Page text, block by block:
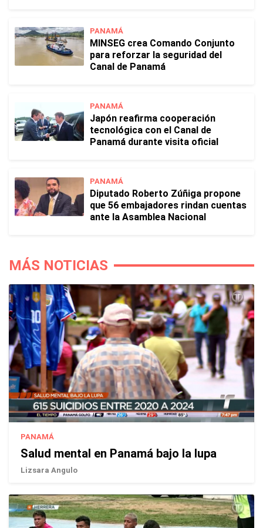
PANAMÁ
MINSEG crea Comando Conjunto
para reforzar la seguridad del
Canal de Panamá
PANAMÁ
Japón reafirma cooperación
tecnológica con el Canal de
Panamá durante visita oficial
PANAMÁ
Diputado Roberto Zúñiga propone
que 56 embajadores rindan cuentas
ante la Asamblea Nacional
MÁS NOTICIAS
PANAMÁ
Salud mental en Panamá bajo la lupa
Lizsara Angulo